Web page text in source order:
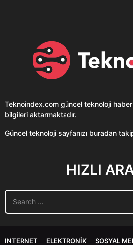
Teknoindex.com güncel teknoloji
bilgileri aktarmaktadır.
Güncel teknoloji sayfanızı buradan
HIZLI
S
a
h
INTERNET ELEKTRONIK SOSYAL